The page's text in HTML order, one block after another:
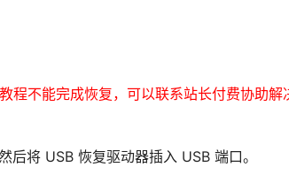
不能完成恢复，可以联系站长付费协助解
将 USB 恢复驱动器插入 USB 端口。